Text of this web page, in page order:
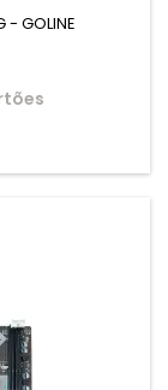
- GOLINE